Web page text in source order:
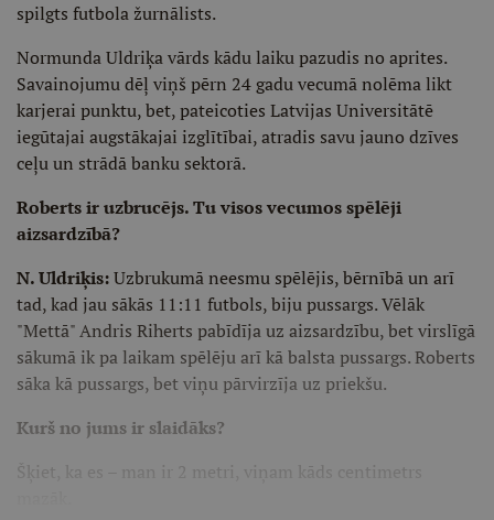
spilgts futbola žurnālists.
Normunda Uldriķa vārds kādu laiku pazudis no aprites.
Savainojumu dēļ viņš pērn 24 gadu vecumā nolēma likt
karjerai punktu, bet, pateicoties Latvijas Universitātē
iegūtajai augstākajai izglītībai, atradis savu jauno dzīves
ceļu un strādā banku sektorā.
Roberts ir uzbrucējs. Tu visos vecumos spēlēji
aizsardzībā?
N. Uldriķis:Uzbrukumā neesmu spēlējis, bērnībā un arī
tad, kad jau sākās 11:11 futbols, biju pussargs. Vēlāk
"Mettā" Andris Riherts pabīdīja uz aizsardzību, bet virslīgā
sākumā ik pa laikam spēlēju arī kā balsta pussargs. Roberts
sāka kā pussargs, bet viņu pārvirzīja uz priekšu.
Kurš no jums ir slaidāks?
Šķiet, ka es – man ir 2 metri, viņam kāds centimetrs